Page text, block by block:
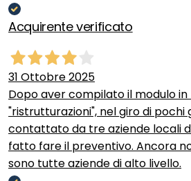
Acquirente verificato
31 Ottobre 2025
Dopo aver compilato il modulo
"ristrutturazioni", nel giro di pochi
contattato da tre aziende locali
fatto fare il preventivo. Ancora
sono tutte aziende di alto livello.